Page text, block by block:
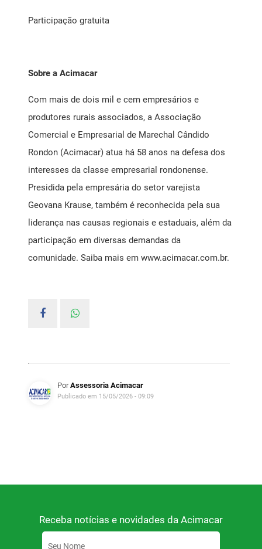
Participação gratuita
Sobre a Acimacar
Com mais de dois mil e cem empresários e
produtores rurais associados, a Associação
Comercial e Empresarial de Marechal Cândido
Rondon (Acimacar) atua há 58 anos na defesa dos
interesses da classe empresarial rondonense.
Presidida pela empresária do setor varejista
Geovana Krause, também é reconhecida pela sua
liderança nas causas regionais e estaduais, além da
participação em diversas demandas da
comunidade. Saiba mais emwww.acimacar.com.br.
PorAssessoria Acimacar
Publicado em 15/05/2026 - 09:09
Receba notícias e novidades da Acimacar